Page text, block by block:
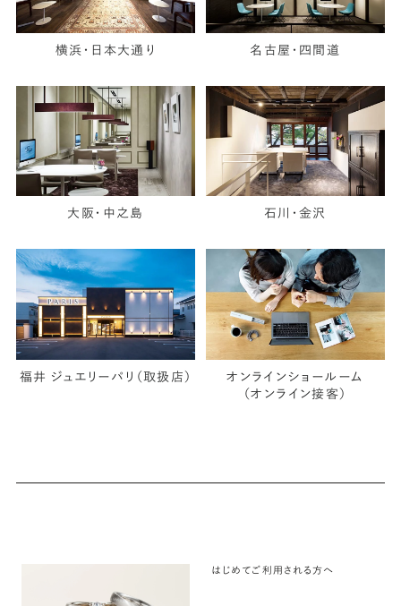
横浜・日本大通り 名古屋・四間道
大阪・中之島 石川・金沢
福井 ジュエリーパリ（取扱店）
オンラインショールーム
（オンライン接客）
はじめてご利用される方へ